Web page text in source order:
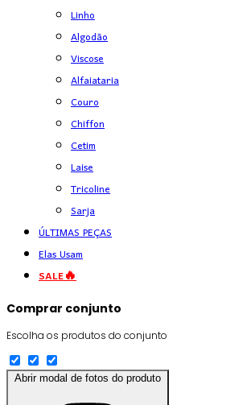
Linho
Algodão
Viscose
Alfaiataria
Couro
Chiffon
Cetim
Laise
Tricoline
Sarja
ÚLTIMAS PEÇAS
Elas Usam
SALE🔥
Comprar conjunto
Escolha os produtos do conjunto
Abrir modal de fotos do produto